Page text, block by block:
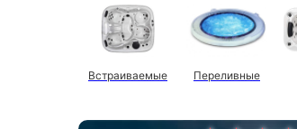
Встраиваемые
Инфракрасные
Турецкий
Встраиваемые Переливные